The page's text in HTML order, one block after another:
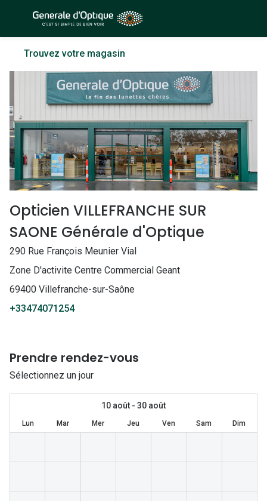
principal
Lunettes de soleil
Sélection -50%
Sélection -30%
Sélection -20%
Lunettes de vue
Sélection -50%
Sélection -30%
Sélection -20%
Lunettes
Examen
Loi 100%
Formes
Lunettes
Lunettes
Trouvez votre magasin
Opticien VILLEFRANCHE SUR
SAONE Générale d'Optique
290 Rue François Meunier Vial
Zone D'activite Centre Commercial Geant
69400 Villefranche-sur-Saône
+33474071254
Prendre rendez-vous
Sélectionnez un jour
10 août - 30 août
Lun Mar Mer Jeu Ven Sam Dim